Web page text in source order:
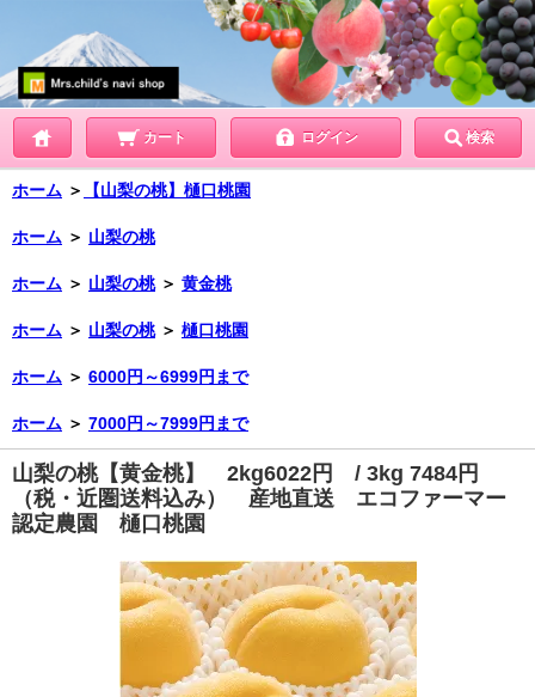
カート ログイン 検索
ホーム ＞ 【山梨の桃】樋口桃園
ホーム ＞ 山梨の桃
ホーム ＞ 山梨の桃 ＞ 黄金桃
ホーム ＞ 山梨の桃 ＞ 樋口桃園
ホーム ＞ 6000円～6999円まで
ホーム ＞ 7000円～7999円まで
山梨の桃【黄金桃】 2kg6022円 / 3kg 7484円
（税・近圏送料込み） 産地直送 エコファーマー
認定農園 樋口桃園